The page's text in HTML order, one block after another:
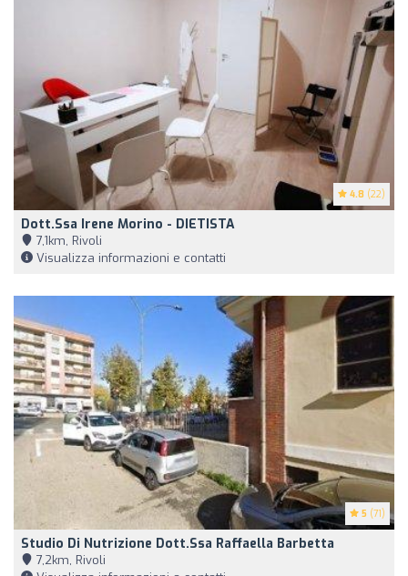
4.8 (22)
Dott.ssa Irene Morino - DIETISTA
7,1km, Rivoli
Visualizza informazioni e contatti
5 (71)
Studio Di Nutrizione Dott.ssa Raffaella Barbetta
7,2km, Rivoli